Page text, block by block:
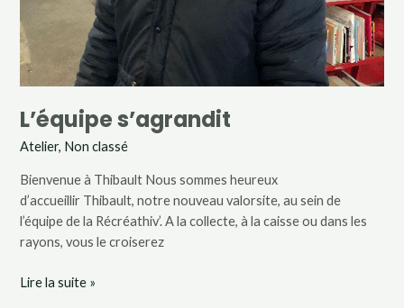
L’équipe s’agrandit
Atelier, Non classé
Bienvenue à Thibault Nous sommes heureux
d’accueillir Thibault, notre nouveau valorsite, au sein de
l’équipe de la Récréathiv’. A la collecte, à la caisse ou dans les
rayons, vous le croiserez
Lire la suite »